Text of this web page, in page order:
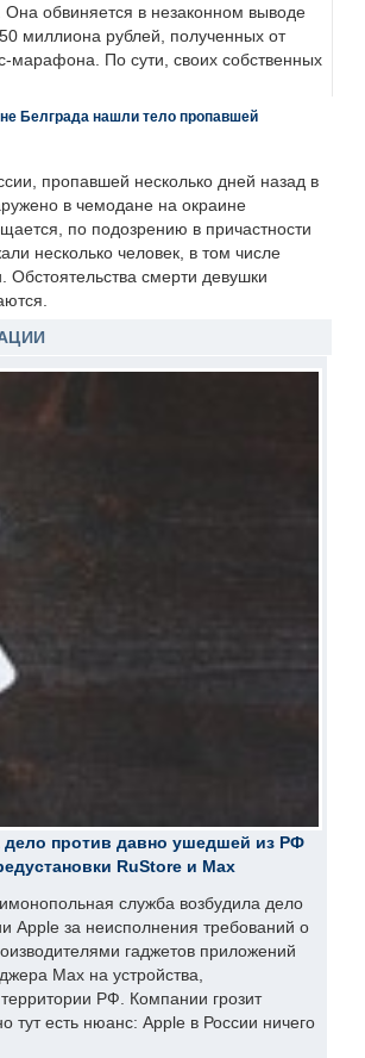
обвиняется в незаконном выводе
миллиона рублей, полученных от
марафона. По сути, своих собственных
Белграда нашли тело пропавшей
пропавшей несколько дней назад в
в чемодане на окраине
по подозрению в причастности
несколько человек, в том числе
Обстоятельства смерти девушки
против давно ушедшей из РФ
RuStore и Max
служба возбудила дело
Apple за неисполнения требований о
гаджетов приложений
Max на устройства,
РФ. Компании грозит
тут есть нюанс: Apple в России ничего